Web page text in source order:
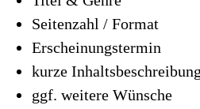
Seitenzahl / Format
Erscheinungstermin
kurze Inhaltsbeschreibung
ggf. weitere Wünsche